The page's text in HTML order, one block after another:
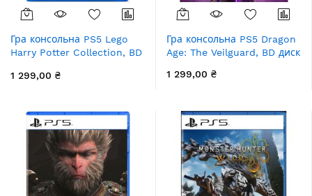
Гра консольна PS5 Lego
Harry Potter Collection, BD
1 299,00 ₴
Гра консольна PS5 Dragon
Age: The Veilguard, BD диск
1 299,00 ₴